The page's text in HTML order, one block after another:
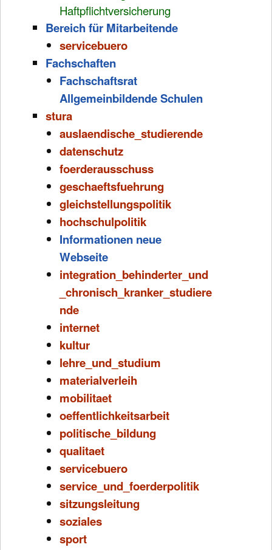
Haftpflichtversicherung
Bereich für Mitarbeitende
servicebuero
Fachschaften
Fachschaftsrat
Allgemeinbildende Schulen
stura
auslaendische_studierende
datenschutz
foerderausschuss
geschaeftsfuehrung
gleichstellungspolitik
hochschulpolitik
Informationen neue
Webseite
integration_behinderter_und
_chronisch_kranker_studiere
nde
internet
kultur
lehre_und_studium
materialverleih
mobilitaet
oeffentlichkeitsarbeit
politische_bildung
qualitaet
servicebuero
service_und_foerderpolitik
sitzungsleitung
soziales
sport